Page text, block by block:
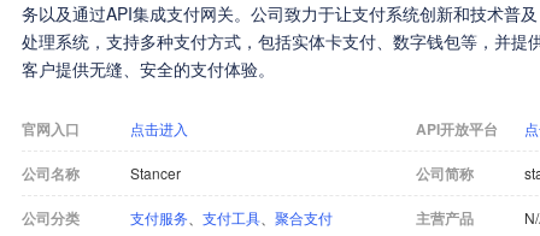
务以及通过API集成支付网关。公司致力于让支付系统创新和技术普
处理系统，支持多种支付方式，包括实体卡支付、数字钱包等，并提
客户提供无缝、安全的支付体验。
官网入口 点击进入 API开放平台
公司名称 Stancer 公司简称
公司分类 支付服务 支付工具 聚合支付 主营产品